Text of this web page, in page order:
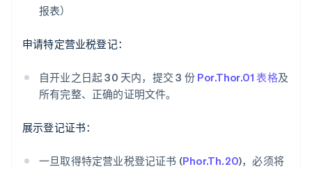
报表）
申请特定营业税登记：
自开业之日起 30 天内，提交 3 份 Por.Thor.01 表格及
所有完整、正确的证明文件。
展示登记证书：
一旦取得特定营业税登记证书 (Phor.Th.20)，必须将